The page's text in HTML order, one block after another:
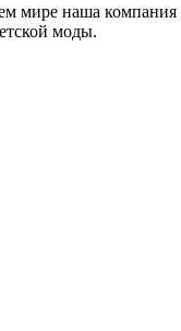
мире наша компания
моды.